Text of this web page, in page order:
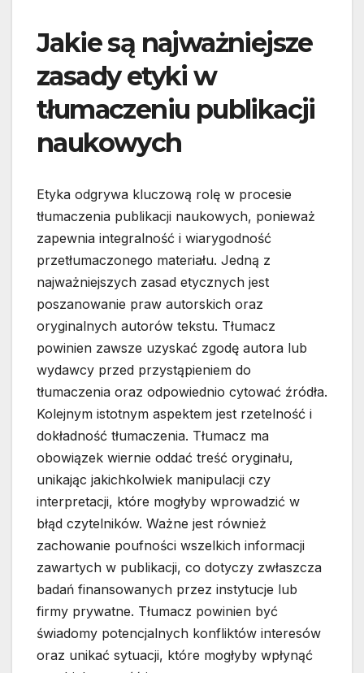
Jakie są najważniejsze
zasady etyki w
tłumaczeniu publikacji
naukowych
Etyka odgrywa kluczową rolę w procesie
tłumaczenia publikacji naukowych, ponieważ
zapewnia integralność i wiarygodność
przetłumaczonego materiału. Jedną z
najważniejszych zasad etycznych jest
poszanowanie praw autorskich oraz
oryginalnych autorów tekstu. Tłumacz
powinien zawsze uzyskać zgodę autora lub
wydawcy przed przystąpieniem do
tłumaczenia oraz odpowiednio cytować źródła.
Kolejnym istotnym aspektem jest rzetelność i
dokładność tłumaczenia. Tłumacz ma
obowiązek wiernie oddać treść oryginału,
unikając jakichkolwiek manipulacji czy
interpretacji, które mogłyby wprowadzić w
błąd czytelników. Ważne jest również
zachowanie poufności wszelkich informacji
zawartych w publikacji, co dotyczy zwłaszcza
badań finansowanych przez instytucje lub
firmy prywatne. Tłumacz powinien być
świadomy potencjalnych konfliktów interesów
oraz unikać sytuacji, które mogłyby wpłynąć